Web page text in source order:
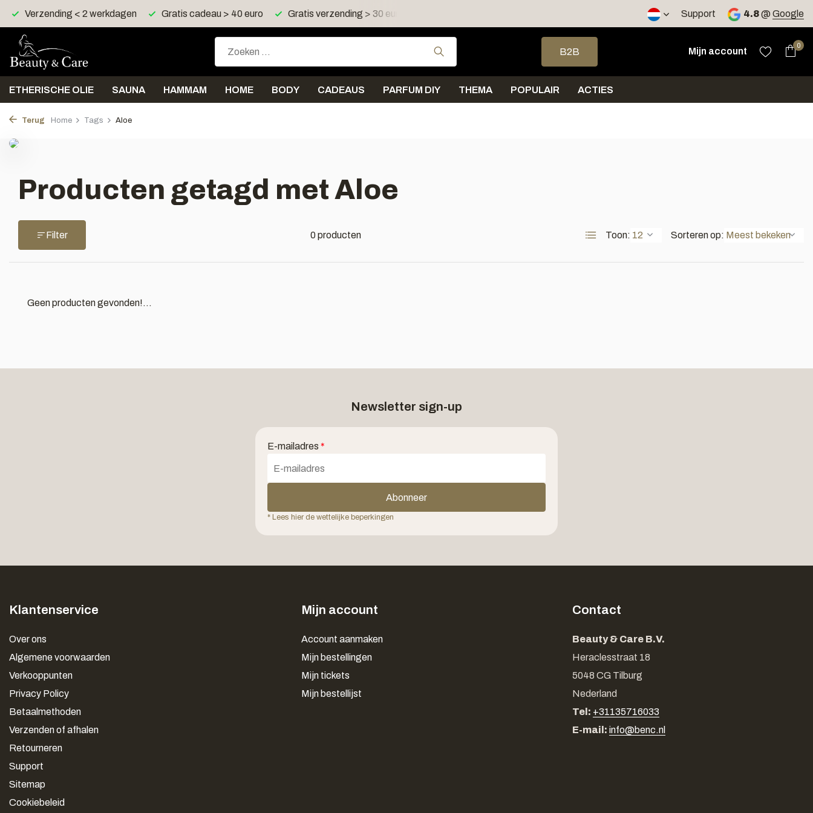
Verzending < 2 werkdagen Gratis cadeau > 40 euro Gratis verzending > 30 euro in NL en BE Support 4.8@ Google
Gebruik de pijltjes op en neer om een beschikbaar resultaat te selecteren. Druk
B2B
Mijn account
0
ETHERISCHE OLIE SAUNA HAMMAM HOME BODY CADEAUS PARFUM DIY THEMA POPULAIR ACTIES
Terug Home Tags Aloe
Producten getagd met Aloe
Filter 0 producten Toon: Sorteren op:
Geen producten gevonden!...
Newsletter sign-up
E-mailadres *
Abonneer
* Lees hier de wettelijke beperkingen
Klantenservice
Over ons
Algemene voorwaarden
Verkooppunten
Privacy Policy
Betaalmethoden
Verzenden of afhalen
Retourneren
Support
Sitemap
Cookiebeleid
Mijn account
Account aanmaken
Mijn bestellingen
Mijn tickets
Mijn bestellijst
Contact
Beauty & Care B.V.
Heraclesstraat 18
5048 CG Tilburg
Nederland
Tel: +31135716033
E-mail: info@benc.nl